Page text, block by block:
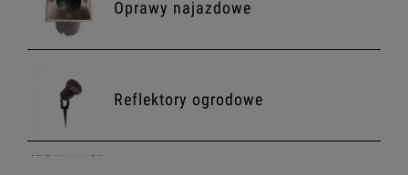
Oprawy najazdowe
Reflektory ogrodowe